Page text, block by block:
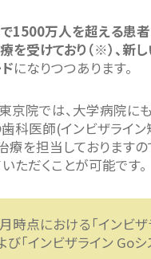
1500万人を超える患
を受けており（※）、新
になりつつあります。
京院では、大学病院に
科医師(インビザライ
を担当しておりますの
ただくことが可能です。
点における「インビザ
び「インビザライン Goシ